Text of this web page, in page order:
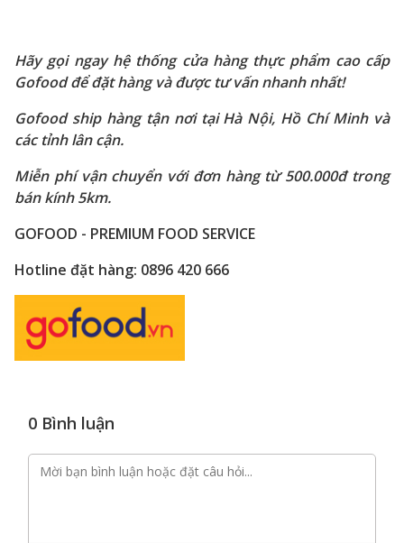
Hãy gọi ngay hệ thống cửa hàng thực phẩm cao cấp
Gofood để đặt hàng và được tư vấn nhanh nhất!
Gofood ship hàng tận nơi tại Hà Nội, Hồ Chí Minh và
các tỉnh lân cận.
Miễn phí vận chuyển với đơn hàng từ 500.000đ trong
bán kính 5km.
GOFOOD - PREMIUM FOOD SERVICE
Hotline đặt hàng: 0896 420 666
0 Bình luận